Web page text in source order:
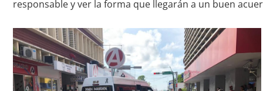
responsable y ver la forma que llegarán a un buen